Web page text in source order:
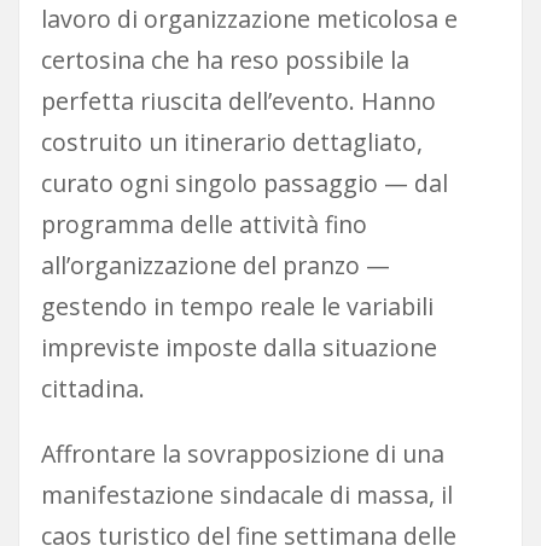
lavoro di organizzazione meticolosa e
certosina che ha reso possibile la
perfetta riuscita dell’evento. Hanno
costruito un itinerario dettagliato,
curato ogni singolo passaggio — dal
programma delle attività fino
all’organizzazione del pranzo —
gestendo in tempo reale le variabili
impreviste imposte dalla situazione
cittadina.
Affrontare la sovrapposizione di una
manifestazione sindacale di massa, il
caos turistico del fine settimana delle